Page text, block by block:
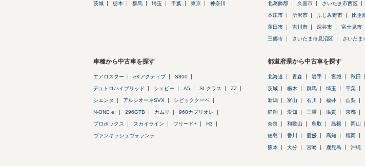
茨城 栃木 群馬 埼玉 千葉 東京 神奈川 北葛飾郡 久喜市 さいたま市西区
本庄市 所沢市 ふじみ野市 比企
蓮田市 吉川市 深谷市 富士見市
三郷市 さいたま市見沼区 さいたま
車種から中古車を探す
エアロスター eKアクティブ S800
デュトロハイブリッド シェビー A5 SLクラス ZZ
シエンタ アルシオーネSVX シビッククーペ
N-ONE e: 296GTB カムリ 968カブリオレ
プロボックス スカイライン フリード+ H3
ヴァンキッシュヴォランテ
都道府県から中古車を探す
北海道 青森 岩手 宮城 秋田
茨城 栃木 群馬 埼玉 千葉
新潟 富山 石川 福井 山梨
静岡 愛知 三重 滋賀 京都
奈良 和歌山 鳥取 島根 岡山
徳島 香川 愛媛 高知 福岡
熊本 大分 宮崎 鹿児島 沖縄